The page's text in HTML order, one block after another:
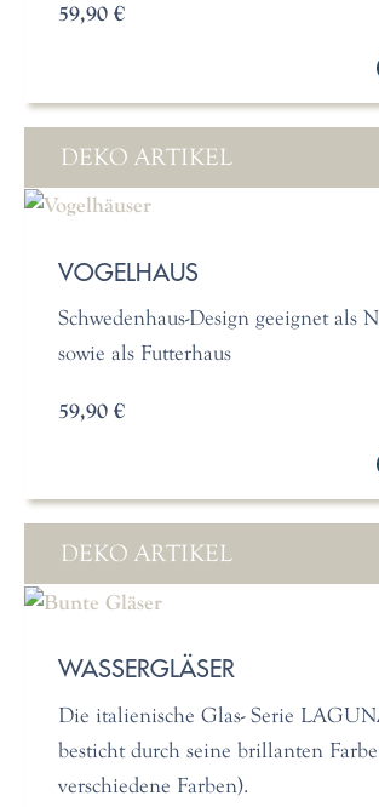
59,90 €
DEKO ARTIKEL
VOGELHAUS
Schwedenhaus-Design geeignet als
sowie als Futterhaus
59,90 €
DEKO ARTIKEL
WASSERGLÄSER
Die italienische Glas- Serie
besticht durch seine brillanten
verschiedene Farben).